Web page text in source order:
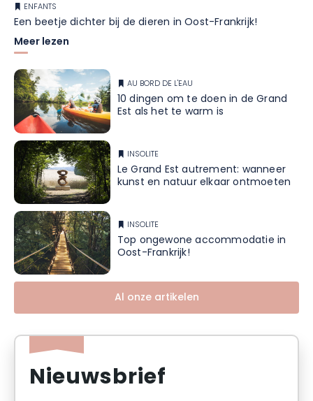
ENFANTS
Een beetje dichter bij de dieren in Oost-Frankrijk!
Meer lezen
AU BORD DE L'EAU
10 dingen om te doen in de Grand
Est als het te warm is
INSOLITE
Le Grand Est autrement: wanneer
kunst en natuur elkaar ontmoeten
INSOLITE
Top ongewone accommodatie in
Oost-Frankrijk!
Al onze artikelen
Nieuwsbrief